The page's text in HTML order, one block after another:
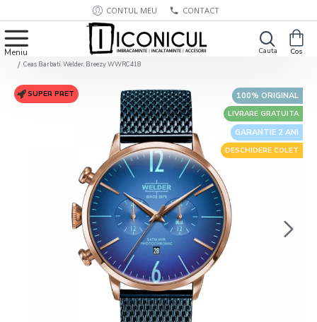
CONTUL MEU CONTACT
Ceas Barbati, Welder, Breezy WWRC418
GARANTIE 2 ANI
100% ORIGINAL
LIVRARE GRATUITA
DESCHIDERE COLET
SUPER PRET